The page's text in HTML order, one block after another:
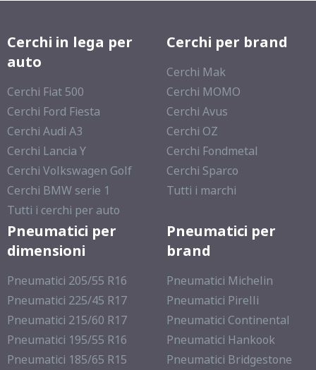
Cerchi in lega per
auto
Cerchi Fiat 500
Cerchi Ford Fiesta
Cerchi Audi A3
Cerchi Lancia Y
Cerchi Volkswagen Golf
Cerchi BMW serie 1
Tutti i cerchi per auto
Cerchi per brand
Cerchi Mak
Cerchi MOMO
Cerchi Avus
Cerchi OZ
Cerchi Fondmetal
Cerchi Sparco
Tutti i marchi
Pneumatici per
dimensioni
Pneumatici 205/55 R16
Pneumatici 225/45 R17
Pneumatici 215/60 R17
Pneumatici 195/55 R16
Pneumatici 185/65 R15
Pneumatici per
brand
Pneumatici Michelin
Pneumatici Pirelli
Pneumatici Continental
Pneumatici Hankook
Pneumatici Bridgestone